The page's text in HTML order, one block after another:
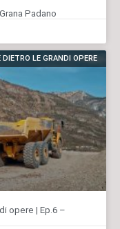
Padano
DIETRO LE GRANDI OPERE
opere | Ep.6 –